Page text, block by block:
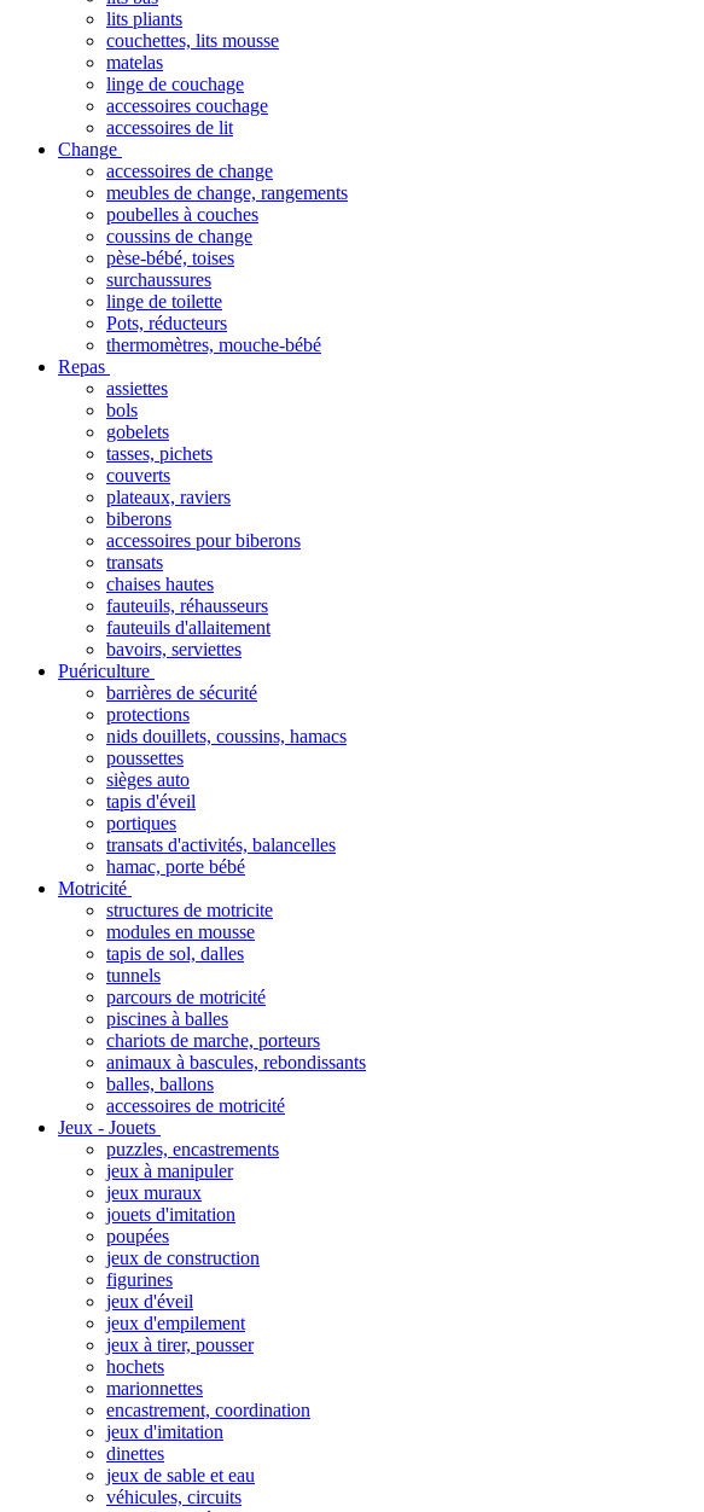
lits pliants
couchettes, lits mousse
matelas
linge de couchage
accessoires couchage
accessoires de lit
Change
accessoires de change
meubles de change, rangements
poubelles à couches
coussins de change
pèse-bébé, toises
surchaussures
linge de toilette
Pots, réducteurs
thermomètres, mouche-bébé
Repas
assiettes
bols
gobelets
tasses, pichets
couverts
plateaux, raviers
biberons
accessoires pour biberons
transats
chaises hautes
fauteuils, réhausseurs
fauteuils d'allaitement
bavoirs, serviettes
Puériculture
barrières de sécurité
protections
nids douillets, coussins, hamacs
poussettes
sièges auto
tapis d'éveil
portiques
transats d'activités, balancelles
hamac, porte bébé
Motricité
structures de motricite
modules en mousse
tapis de sol, dalles
tunnels
parcours de motricité
piscines à balles
chariots de marche, porteurs
animaux à bascules, rebondissants
balles, ballons
accessoires de motricité
Jeux - Jouets
puzzles, encastrements
jeux à manipuler
jeux muraux
jouets d'imitation
poupées
jeux de construction
figurines
jeux d'éveil
jeux d'empilement
jeux à tirer, pousser
hochets
marionnettes
encastrement, coordination
jeux d'imitation
dinettes
jeux de sable et eau
véhicules, circuits